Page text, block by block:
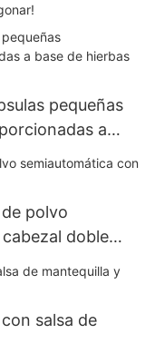
pequeñas
a
polvo
doble
salsa de